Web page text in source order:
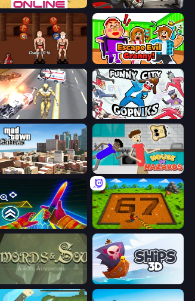
Squid Game Online Grand Action Simulator: New York
Swords and Sandals 2 Escape Evil Granny!
Funny City: Gopniks
Mad Town Andreas: Mafia Storie House of Hazards
Surf GO Parkour Obby: Dig Brainrots
Swords & Souls Ships 3D